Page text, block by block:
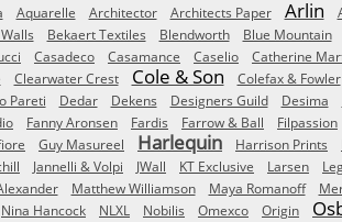
Aquarelle Architector Architects Paper Arlin
Bekaert Textiles Blendworth Blue Mountain
Casadeco Casamance Caselio Catherine
Clearwater Crest Cole & Son Colefax & Fowler
Pareti Dedar Dekens Designers Guild Desima
Fanny Aronsen Fardis Farrow & Ball Filpassion
Guy Masureel Harlequin Harrison Prints
Jannelli & Volpi JWall KT Exclusive Larsen
Matthew Williamson Maya Romanoff
Nina Hancock NLXL Nobilis Omexco Origin